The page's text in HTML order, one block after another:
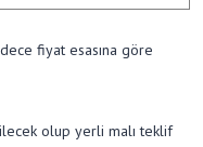
fiyat esasına göre
olup yerli malı teklif